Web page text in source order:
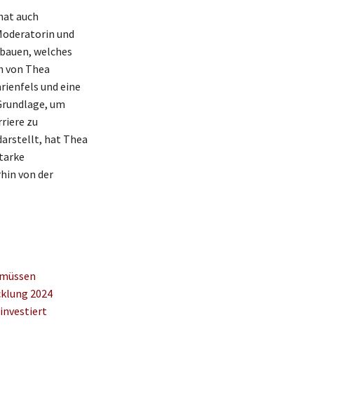
auch
und
welches
von Thea
und eine
um
zu
hat Thea
von der
2024
investiert